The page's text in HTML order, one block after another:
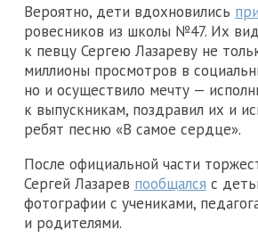
Вероятно, дети вдохновились
ровесников из школы №47. Их
к певцу Сергею Лазареву не
миллионы просмотров в
но и осуществило мечту —
к выпускникам, поздравил их и
ребят песню «В самое сердце».
После официальной части
Сергей Лазарев пообщался с
фотографии с учениками,
и родителями.